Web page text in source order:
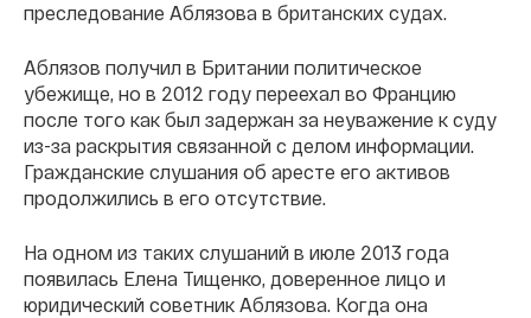
преследование Аблязова в британских судах.
Аблязов получил в Британии политическое
убежище, но в 2012 году переехал во Францию
после того как был задержан за неуважение к суду
из-за раскрытия связанной с делом информации.
Гражданские слушания об аресте его активов
продолжились в его отсутствие.
На одном из таких слушаний в июле 2013 года
появилась Елена Тищенко, доверенное лицо и
юридический советник Аблязова. Когда она